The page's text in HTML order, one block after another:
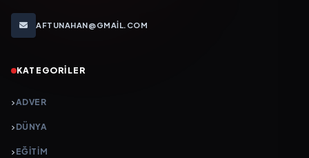
AFTUNAHAN@GMAIL.COM
KATEGORILER
ADVER
DÜNYA
EĞİTİM